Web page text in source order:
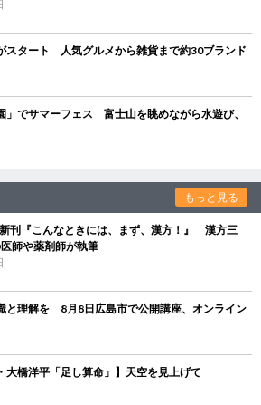
スタート 人気グルメから雑貨まで約30ブランド
」でサマーフェス 富士山を眺めながら水遊び、
もっと見る
刊『こんなときには、まず、漢方！』 漢方三
師や薬剤師が執筆
と理解を 8月8日広島市で公開講座、オンライン
大橋洋平「足し算命」】天空を見上げて